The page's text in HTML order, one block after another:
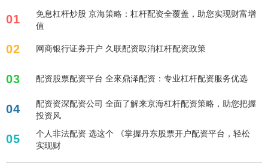
01
免息杠杆炒股 京海策略：杠杆配资全覆盖，助您实现财富增
值
02 网商银行证券开户 久联配资取消杠杆配资政策
03 配资股票配资平台 全來鼎泽配资：专业杠杆配资服务优选
04
配资资深配资公司 全面了解来京海杠杆配资策略，助您把握
投资风
05
个人非法配资 选这个 《掌握丹东股票开户配资平台，轻松
实现财